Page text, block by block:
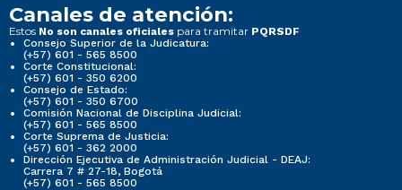
Canales de atención:
Estos No son canales oficiales para tramitar PQRSDF
Consejo Superior de la Judicatura:
(+57) 601 - 565 8500
Corte Constitucional:
(+57) 601 - 350 6200
Consejo de Estado:
(+57) 601 - 350 6700
Comisión Nacional de Disciplina Judicial:
(+57) 601 - 565 8500
Corte Suprema de Justicia:
(+57) 601 - 362 2000
Dirección Ejecutiva de Administración Judicial - DEAJ:
Carrera 7 # 27-18, Bogotá
(+57) 601 - 565 8500